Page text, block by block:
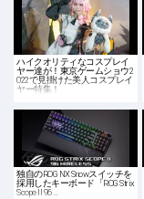
ハイクオリティなコスプレイ
ヤー達が！東京ゲームショウ2
022で見掛けた美人コスプレイ
ヤー特集！
独自のROG NX Snowスイッチを
採用したキーボード「ROG Strix
Scope II 96 …